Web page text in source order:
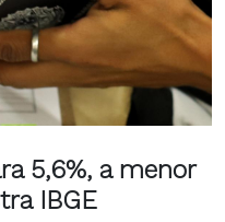
5,6%, a menor
IBGE